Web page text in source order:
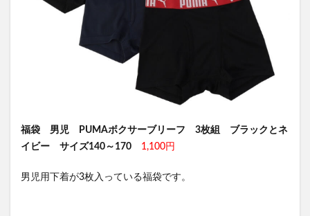
福袋 男児 PUMAボクサーブリーフ 3枚組
ブラックとネ
イビー サイズ140～170 1,100円
男児用下着が3枚入っている福袋です。